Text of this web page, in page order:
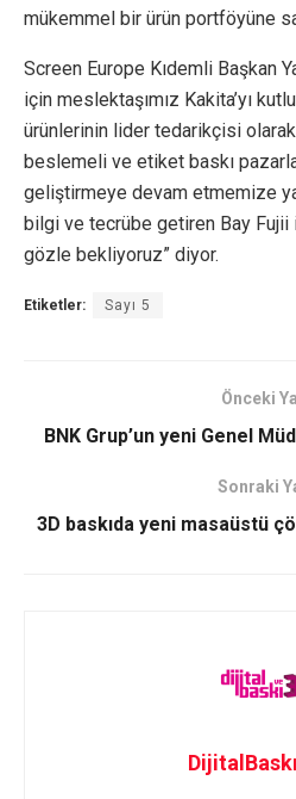
mükemmel bir ürün portföyüne
Screen Europe Kıdemli Başkan
için meslektaşımız Kakita’yı
ürünlerinin lider tedarikçisi
beslemeli ve etiket baskı
geliştirmeye devam etmemize
bilgi ve tecrübe getiren Bay Fujii
gözle bekliyoruz” diyor.
Etiketler: Sayı 5
Önceki
BNK Grup’un yeni Genel
Sonraki
3D baskıda yeni masaüstü